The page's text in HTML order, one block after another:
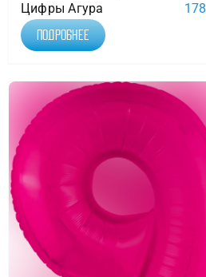
Цифры Агура 178
Подробнее